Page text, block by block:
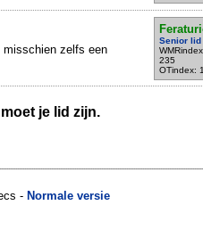
Senior lid
235
OTindex:
misschien zelfs een
je lid zijn.
- Normale versie